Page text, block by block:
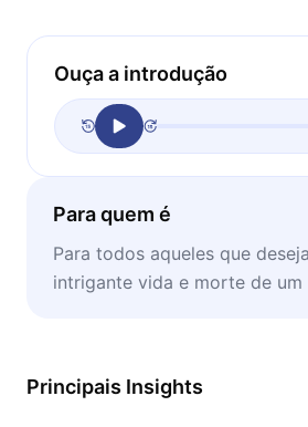
Ouça a introdução
Para quem é
Para todos aqueles que
intrigante vida e morte de um
Principais Insights